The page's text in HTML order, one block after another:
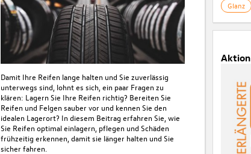
Damit Ihre Reifen lange halten und Sie zuverlässig
unterwegs sind, lohnt es sich, ein paar Fragen zu
klären: Lagern Sie Ihre Reifen richtig? Bereiten Sie
Reifen und Felgen sauber vor und kennen Sie den
idealen Lagerort? In diesem Beitrag erfahren Sie, wie
Sie Reifen optimal einlagern, pflegen und Schäden
frühzeitig erkennen, damit sie länger halten und Sie
sicher fahren.
Glanz
Aktion